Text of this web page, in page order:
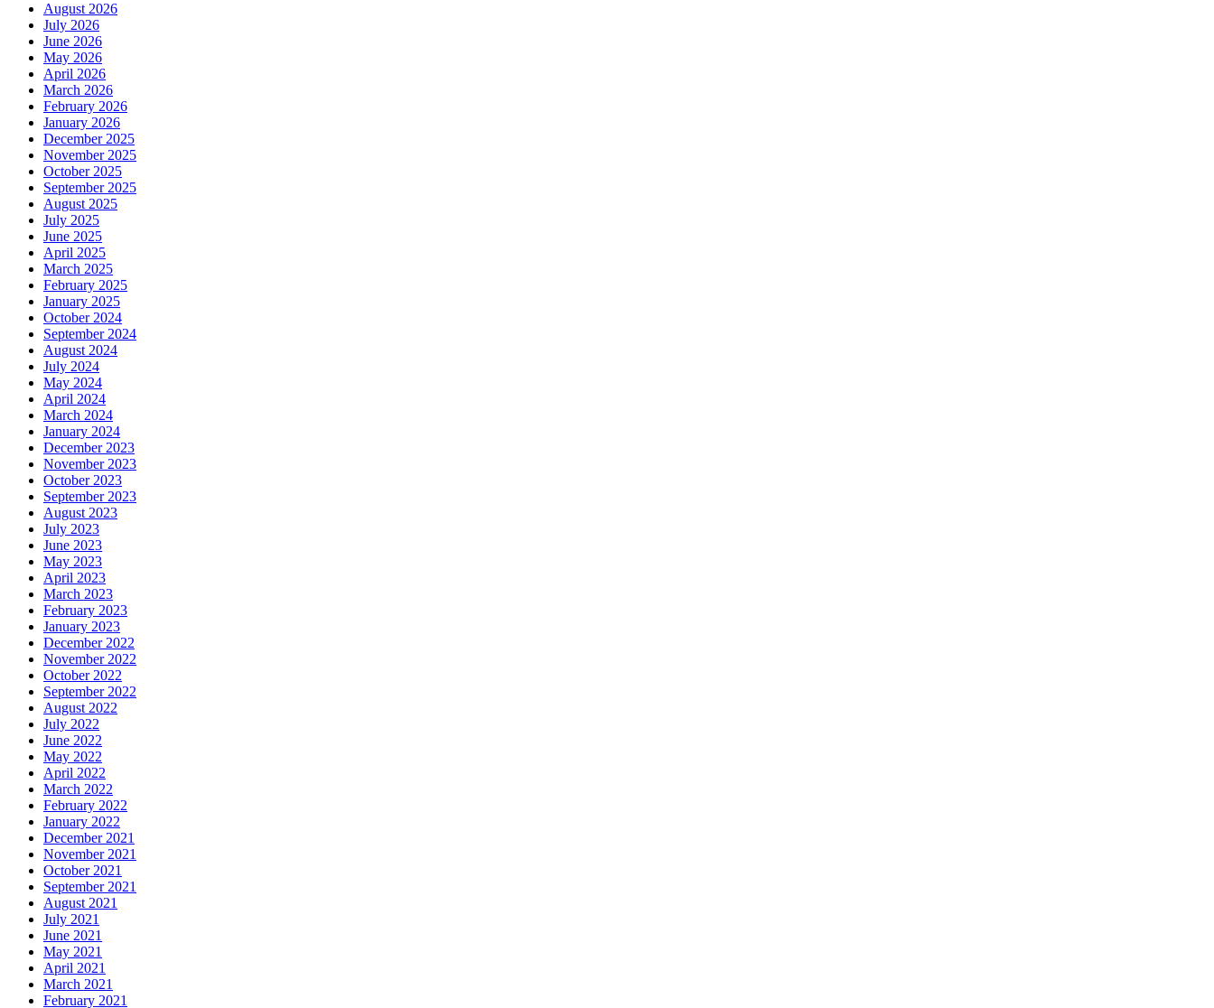
August 2026
July 2026
June 2026
May 2026
April 2026
March 2026
February 2026
January 2026
December 2025
November 2025
October 2025
September 2025
August 2025
July 2025
June 2025
April 2025
March 2025
February 2025
January 2025
October 2024
September 2024
August 2024
July 2024
May 2024
April 2024
March 2024
January 2024
December 2023
November 2023
October 2023
September 2023
August 2023
July 2023
June 2023
May 2023
April 2023
March 2023
February 2023
January 2023
December 2022
November 2022
October 2022
September 2022
August 2022
July 2022
June 2022
May 2022
April 2022
March 2022
February 2022
January 2022
December 2021
November 2021
October 2021
September 2021
August 2021
July 2021
June 2021
May 2021
April 2021
March 2021
February 2021